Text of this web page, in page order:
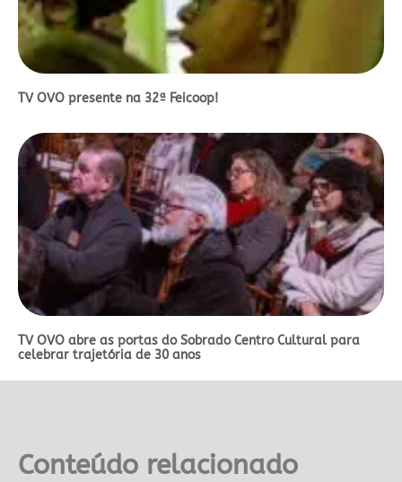
TV OVO presente na 32ª Feicoop!
TV OVO abre as portas do Sobrado Centro Cultural para
celebrar trajetória de 30 anos
Conteúdo relacionado